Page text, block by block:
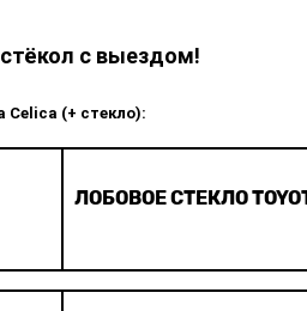
с выездом!
(+ стекло):
ЛОБОВОЕ СТЕКЛО